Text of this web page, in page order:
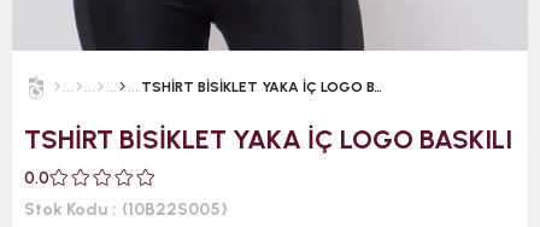
TSHİRT BİSİKLET YAKA İÇ LOGO BASKILI
TSHİRT BİSİKLET YAKA İÇ LOGO BASKILI
0.0
Stok Kodu
(10B22S005)